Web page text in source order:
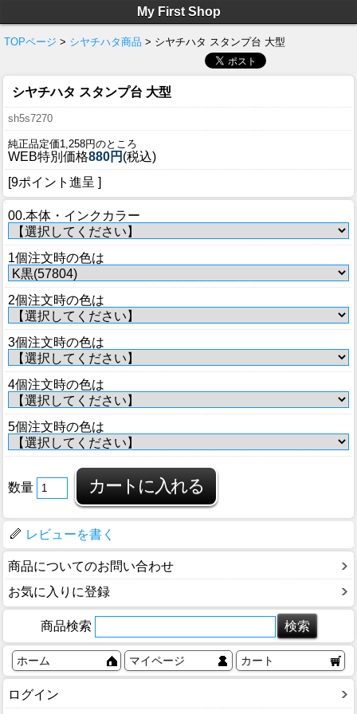
My First Shop
TOPページ > シヤチハタ商品 > シヤチハタ スタンプ台 大型
シヤチハタ スタンプ台 大型
sh5s7270
純正品定価1,258円のところ
WEB特別価格880円 (税込)
[9ポイント進呈 ]
00.本体・インクカラー
1個注文時の色は
2個注文時の色は
3個注文時の色は
4個注文時の色は
5個注文時の色は
数量
レビューを書く
商品についてのお問い合わせ
お気に入りに登録
商品検索
ホーム マイページ カート
ログイン